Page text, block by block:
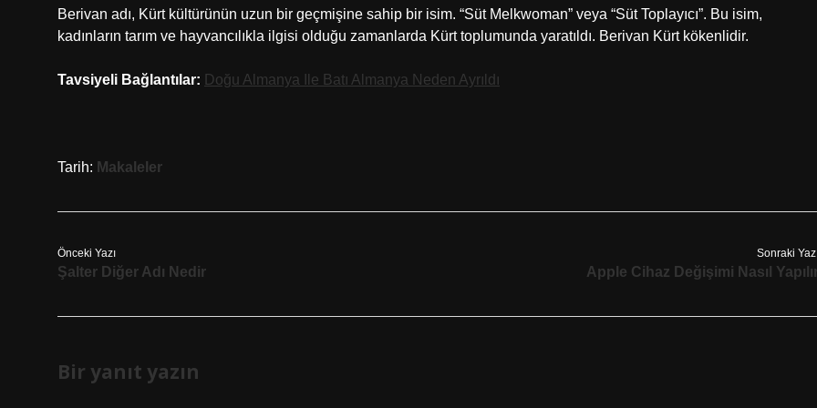
Berivan adı, Kürt kültürünün uzun bir geçmişine sahip bir isim. “Süt Melkwoman” veya “Süt Toplayıcı”. Bu isim,
kadınların tarım ve hayvancılıkla ilgisi olduğu zamanlarda Kürt toplumunda yaratıldı. Berivan Kürt kökenlidir.
Tavsiyeli Bağlantılar: Doğu Almanya Ile Batı Almanya Neden Ayrıldı
Tarih: Makaleler
Önceki Yazı
Şalter Diğer Adı Nedir
Sonraki
Apple Cihaz Değişimi Nasıl
Bir yanıt yazın